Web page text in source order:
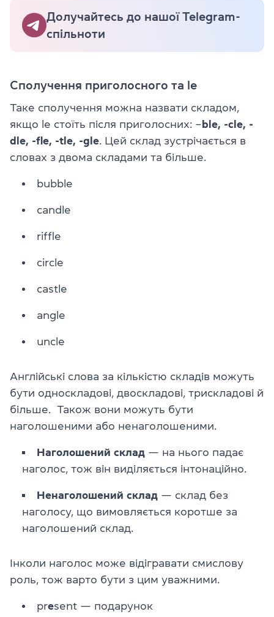
Долучайтесь до нашої Telegram-
спільноти
Сполучення приголосного та le
Таке сполучення можна назвати складом,
якщо le стоїть після приголосних: – ble, -cle, -
dle, -fle, -tle, -gle . Цей склад зустрічається в
словах з двома складами та більше.
bubble
candle
riffle
circle
castle
angle
uncle
Англійські слова за кількістю складів можуть
бути односкладові, двоскладові, трискладові й
більше. Також вони можуть бути
наголошеними або ненаголошеними.
Наголошений склад — на нього падає
наголос, тож він виділяється інтонаційно.
Ненаголошений склад — склад без
наголосу, що вимовляється коротше за
наголошений склад.
Інколи наголос може відігравати смислову
роль, тож варто бути з цим уважними.
present — подарунок